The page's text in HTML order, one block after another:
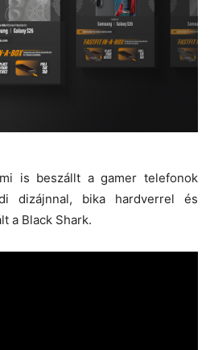
is beszállt a gamer telefonok
dizájnnal, bika hardverrel és
a Black Shark.